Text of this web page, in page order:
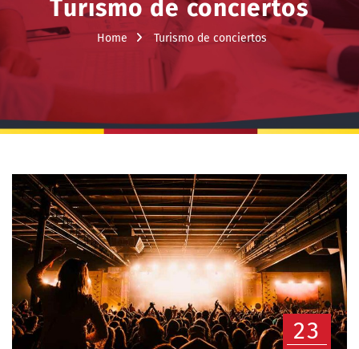
Turismo de conciertos
Home Turismo de conciertos
23